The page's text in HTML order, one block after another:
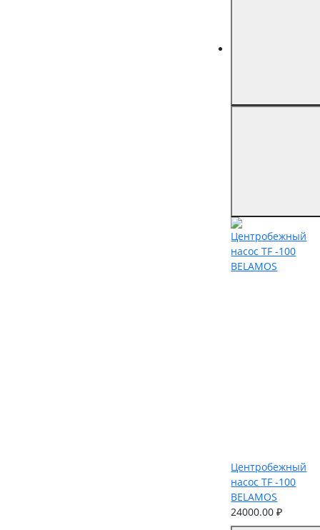
Центробежный
насос TF -100
BELAMOS
24000.00 ₽